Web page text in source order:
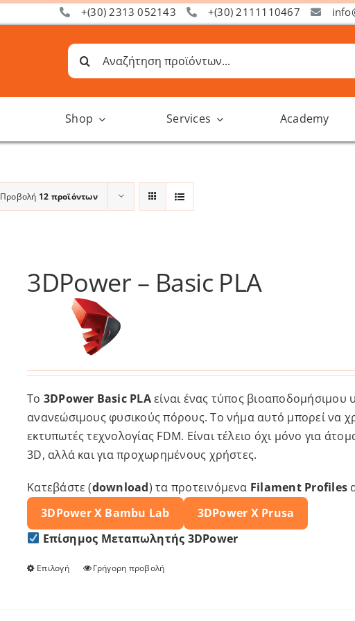
+(30) 2313 052143 +(30) 2111110467
Αναζήτηση
για:
Shop Services Academy
Προβολή 12 προϊόντων
3DPower – Basic PLA
Το 3DPower Basic PLAείναι ένας τύπος βιοαποδομήσιμου
ανανεώσιμους φυσικούς πόρους. Το νήμα αυτό μπορεί να
εκτυπωτές τεχνολογίας FDM. Είναι τέλειο όχι μόνο για
3D, αλλά και για προχωρημένους χρήστες.
Κατεβάστε (download) τα προτεινόμενα Filament Profiles
3DPower X Bambu Lab 3DPower X Prusa
Επίσημος Μεταπωλητής 3DPower
Επιλογή
Αυτό
Γρήγορη προβολή